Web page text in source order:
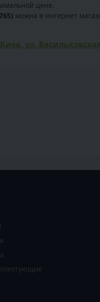
цене.
можна в интернет
Киев, ул.